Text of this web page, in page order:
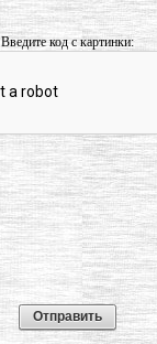
Введите код с картинки: